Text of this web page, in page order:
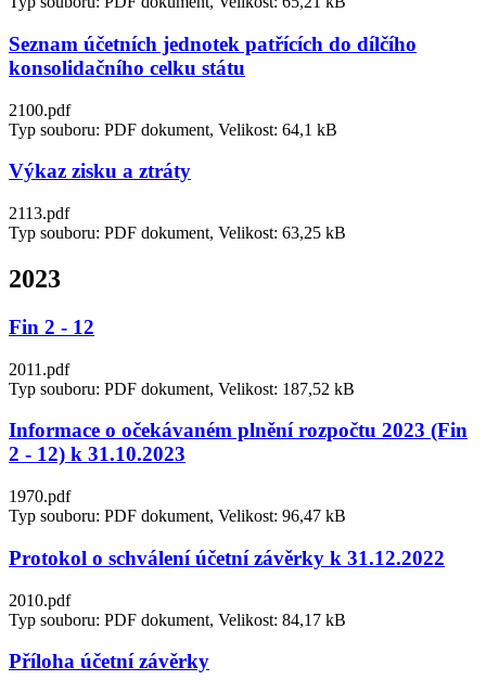
Seznam účetních jednotek patřících do dílčího
konsolidačního celku státu
2100.pdf
Typ souboru: PDF dokument, Velikost: 64,1 kB
Výkaz zisku a ztráty
2113.pdf
Typ souboru: PDF dokument, Velikost: 63,25 kB
2023
Fin 2 - 12
2011.pdf
Typ souboru: PDF dokument, Velikost: 187,52 kB
Informace o očekávaném plnění rozpočtu 2023 (Fin
2 - 12) k 31.10.2023
1970.pdf
Typ souboru: PDF dokument, Velikost: 96,47 kB
Protokol o schválení účetní závěrky k 31.12.2022
2010.pdf
Typ souboru: PDF dokument, Velikost: 84,17 kB
Příloha účetní závěrky